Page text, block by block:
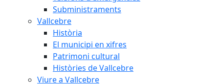
Subministraments
Vallcebre
Història
El municipi en xifres
Patrimoni cultural
Històries de Vallcebre
Viure a Vallcebre